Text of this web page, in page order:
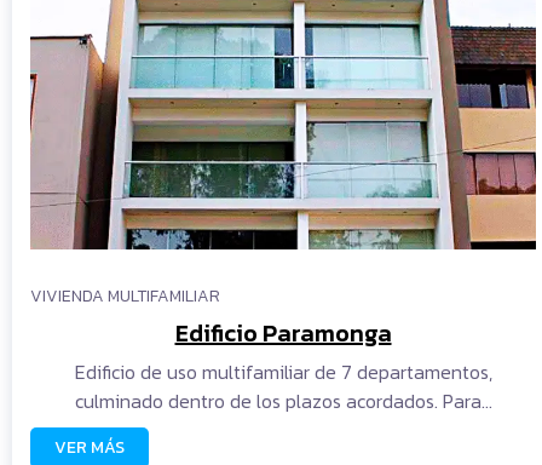
VIVIENDA MULTIFAMILIAR
Edificio Paramonga
Edificio de uso multifamiliar de 7 departamentos,
culminado dentro de los plazos acordados. Para…
VER MÁS